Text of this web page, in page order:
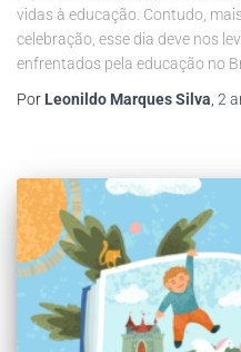
vidas à educação. Contudo,
celebração, esse dia deve nos
enfrentados pela educação no
Por Leonildo Marques Silva 2